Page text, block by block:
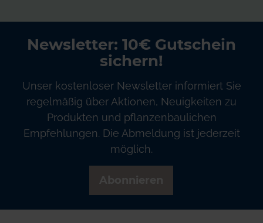
Newsletter: 10€ Gutschein
sichern!
Unser kostenloser Newsletter informiert Sie
regelmäßig über Aktionen, Neuigkeiten zu
Produkten und pflanzenbaulichen
Empfehlungen. Die Abmeldung ist jederzeit
möglich.